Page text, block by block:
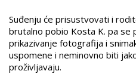
Suđenju će prisustvovati i
brutalno pobio Kosta K. pa se
prikazivanje fotografija i
uspomene i neminovno biti
proživljavaju.